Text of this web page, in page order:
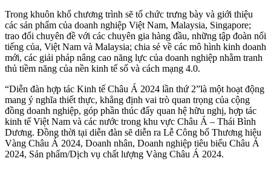
Trong khuôn khổ chương trình sẽ tổ chức trưng bày và giới thiệu
các sản phẩm của doanh nghiệp Việt Nam, Malaysia, Singapore;
trao đổi chuyên đề với các chuyên gia hàng đầu, những tập đoàn nổi
tiếng của, Việt Nam và Malaysia; chia sẻ về các mô hình kinh doanh
mới, các giải pháp nâng cao năng lực của doanh nghiệp nhằm tranh
thủ tiềm năng của nền kinh tế số và cách mạng 4.0.
“Diễn đàn hợp tác Kinh tế Châu Á 2024 lần thứ 2”là một hoạt động
mang ý nghĩa thiết thực, khẳng định vai trò quan trọng của cộng
đồng doanh nghiệp, góp phần thúc đẩy quan hệ hữu nghị, hợp tác
kinh tế Việt Nam và các nước trong khu vực Châu Á – Thái Bình
Dương. Đồng thời tại diễn đàn sẽ diễn ra Lễ Công bố Thương hiệu
Vàng Châu Á 2024, Doanh nhân, Doanh nghiệp tiêu biểu Châu Á
2024, Sản phẩm/Dịch vụ chất lượng Vàng Châu Á 2024.